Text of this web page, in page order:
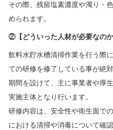
その際、残留塩素濃度や濁り・
められます。
②【どういった人材が必要なのか
飲料水貯水槽清掃作業を行う際
ての研修を修了している事が絶対
期間を設けて、主に事業者や厚
実施主体となり行います。
研修内容は、安全性や衛生面で
における清掃や消毒について確認